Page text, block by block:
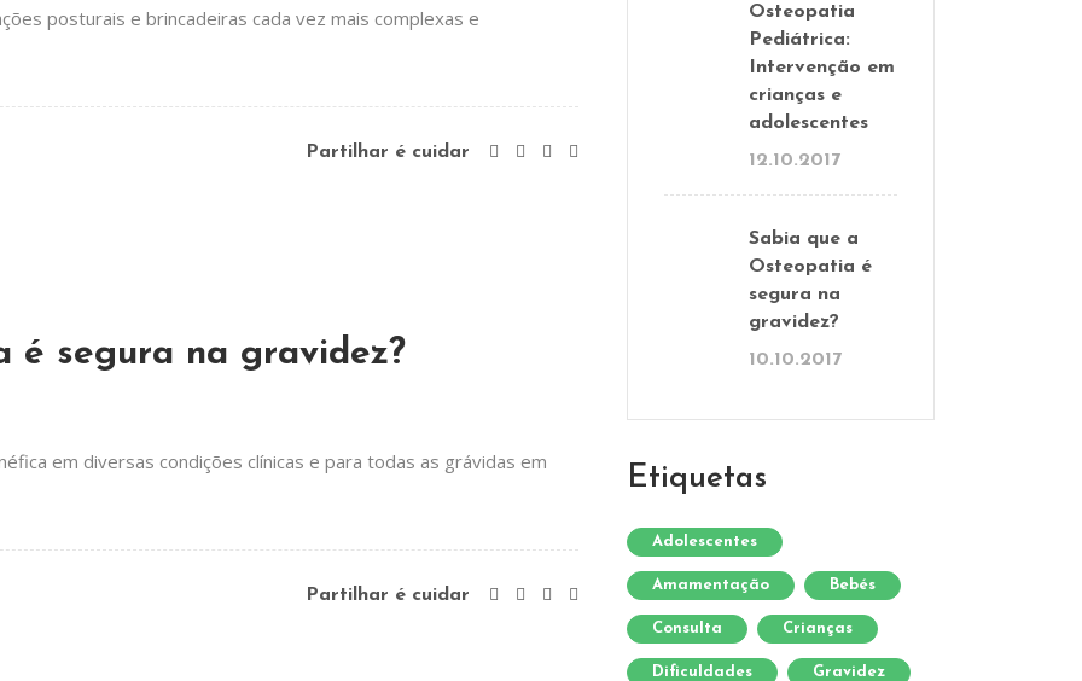
posturais e brincadeiras cada vez mais complexas e
Partilhar é cuidar
é segura na gravidez?
em diversas condições clínicas e para todas as grávidas em
Partilhar é cuidar
Osteopatia
Pediátrica:
Intervenção em
crianças e
adolescentes
12.10.2017
Sabia que a
Osteopatia é
segura na
gravidez?
10.10.2017
Etiquetas
Adolescentes
Amamentação Bebés
Consulta Crianças
Dificuldades Gravidez